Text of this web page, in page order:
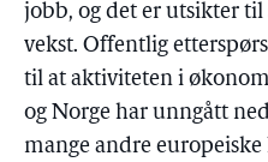
jobb, og det er utsikter
vekst. Offentlig
til at aktiviteten i
og Norge har unngått
mange andre